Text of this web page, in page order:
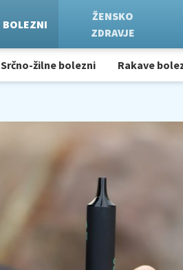
BOLEZNI
ŽENSKO
ZDRAVJE
Srčno-žilne bolezni Rakave